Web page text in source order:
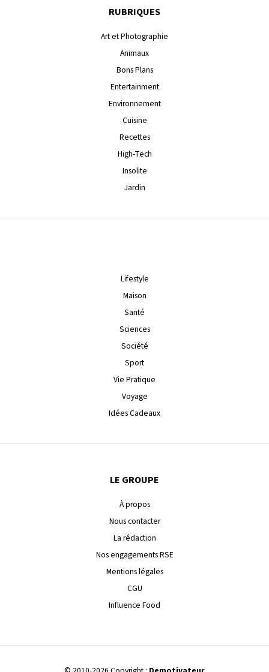
RUBRIQUES
Art et Photographie
Animaux
Bons Plans
Entertainment
Environnement
Cuisine
Recettes
High-Tech
Insolite
Jardin
Lifestyle
Maison
Santé
Sciences
Société
Sport
Vie Pratique
Voyage
Idées Cadeaux
LE GROUPE
À propos
Nous contacter
La rédaction
Nos engagements RSE
Mentions légales
CGU
Influence Food